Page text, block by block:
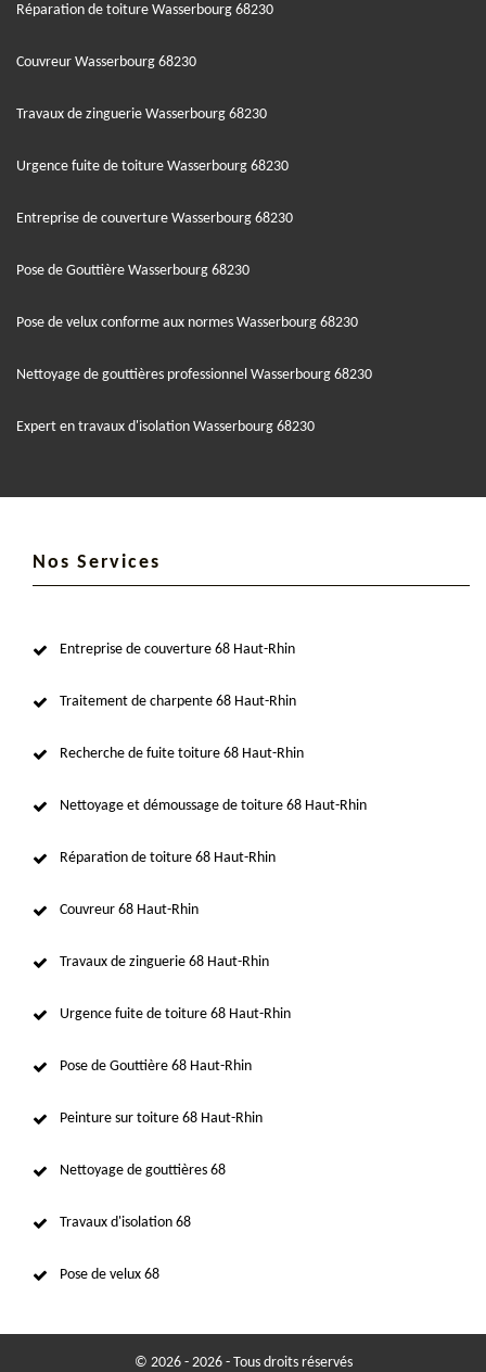
Réparation de toiture Wasserbourg 68230
Couvreur Wasserbourg 68230
Travaux de zinguerie Wasserbourg 68230
Urgence fuite de toiture Wasserbourg 68230
Entreprise de couverture Wasserbourg 68230
Pose de Gouttière Wasserbourg 68230
Pose de velux conforme aux normes Wasserbourg 68230
Nettoyage de gouttières professionnel Wasserbourg 68230
Expert en travaux d'isolation Wasserbourg 68230
Nos Services
Entreprise de couverture 68 Haut-Rhin
Traitement de charpente 68 Haut-Rhin
Recherche de fuite toiture 68 Haut-Rhin
Nettoyage et démoussage de toiture 68 Haut-Rhin
Réparation de toiture 68 Haut-Rhin
Couvreur 68 Haut-Rhin
Travaux de zinguerie 68 Haut-Rhin
Urgence fuite de toiture 68 Haut-Rhin
Pose de Gouttière 68 Haut-Rhin
Peinture sur toiture 68 Haut-Rhin
Nettoyage de gouttières 68
Travaux d'isolation 68
Pose de velux 68
© 2026 - 2026 - Tous droits réservés